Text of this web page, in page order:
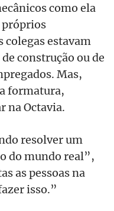
como ela
próprios
colegas estavam
construção ou de
Mas,
formatura,
na Octavia.
resolver um
do mundo real”,
as pessoas na
isso.”